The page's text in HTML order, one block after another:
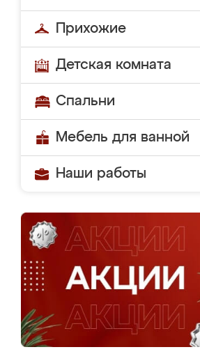
Прихожие
Детская комната
Спальни
Мебель для ванной
Наши работы